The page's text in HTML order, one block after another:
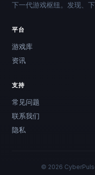
下一代游戏枢纽。发现、下
平台
游戏库
资讯
支持
常见问题
联系我们
隐私
© 2026